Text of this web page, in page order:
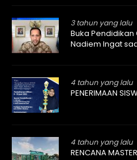
3 tahun yang lalu
Buka Pendidikan
Nadiem Ingat
4 tahun yang lalu
PENERIMAAN
4 tahun yang lalu
RENCANA